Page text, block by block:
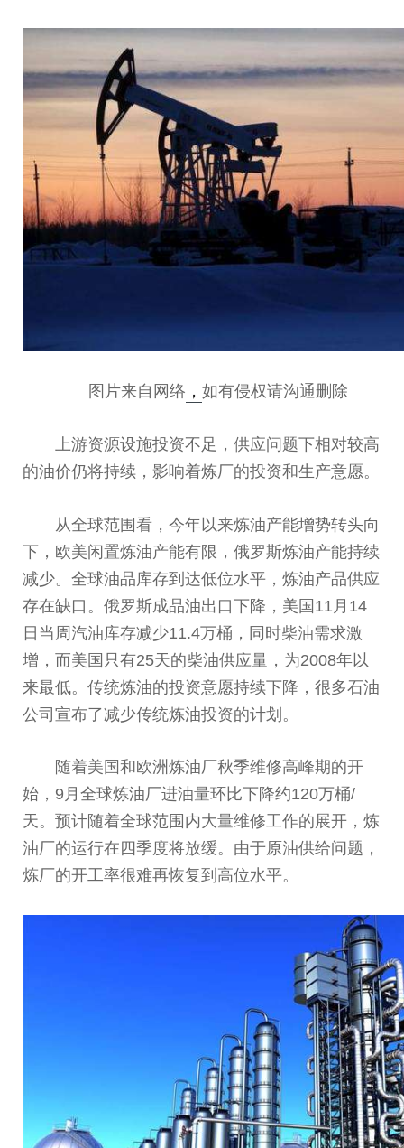
图片来自网络 ， 如有侵权请沟通删除
上游资源设施投资不足，供应问题下相对较高
的油价仍将持续，影响着炼厂的投资和生产意愿。
从全球范围看，今年以来炼油产能增势转头向
下，欧美闲置炼油产能有限， 俄罗斯炼油产能持续
减少。全球油品库存到达低位水平 ，炼油产品供应
存在缺口。 俄罗斯成品油出口下降，美国11月14
日当周汽油库存减少11.4万桶，同时柴油需求激
增，而美国只有25天的柴油供应量，为2008年以
来最低。传统炼油的投资意愿持续下降，很多石油
公司宣布了减少传统炼油投资的计划。
随着美国和欧洲炼油厂秋季维修高峰期的开
始，9月全球炼油厂进油量环比下降约120万桶/
天。预计随着全球范围内大量维修工作的展开，炼
油厂的运行在四季度将放缓。由于原油供给问题，
炼厂的开工率很难再恢复到高位水平。